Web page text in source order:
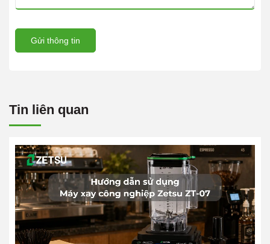
Gửi thông tin
Tin liên quan